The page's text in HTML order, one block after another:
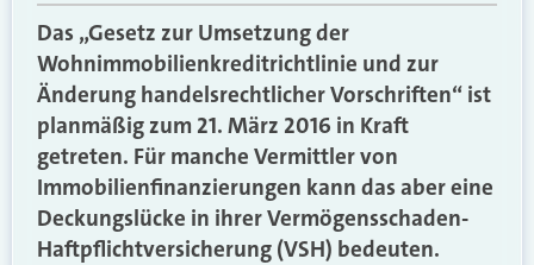
Das „Gesetz zur Umsetzung der
Wohnimmobilienkreditrichtlinie und zur
Änderung handelsrechtlicher Vorschriften“ ist
planmäßig zum 21. März 2016 in Kraft
getreten. Für manche Vermittler von
Immobilienfinanzierungen kann das aber eine
Deckungslücke in ihrer Vermögensschaden-
Haftpflichtversicherung (VSH) bedeuten.